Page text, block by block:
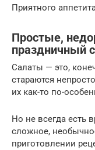
Приятного
Простые,
праздничный
Салаты — это,
стараются
их как-то по-
Но не всегда есть
сложное,
приготовлении